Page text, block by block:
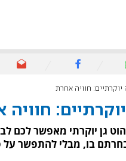
יוקרתיים: חוויה אחרת
גן יוקרתי מאפשר לכם
בו, מבלי להתפשר